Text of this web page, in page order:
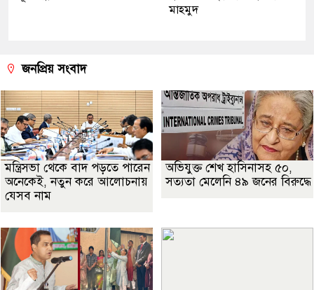
মাহমুদ
জনপ্রিয় সংবাদ
মন্ত্রিসভা থেকে বাদ পড়তে পারেন
অনেকেই, নতুন করে আলোচনায়
যেসব নাম
অভিযুক্ত শেখ হাসিনাসহ ৫০,
সত্যতা মেলেনি ৪৯ জনের বিরুদ্ধে